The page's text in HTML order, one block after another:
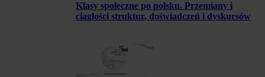
Klasy społeczne po polsku. Przemiany i
ciągłości struktur, doświadczeń i dyskursów